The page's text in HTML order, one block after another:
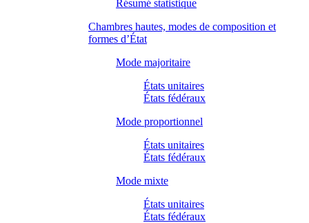
Résumé statistique
Chambres hautes, modes de composition et
formes d’État
Mode majoritaire
États unitaires
États fédéraux
Mode proportionnel
États unitaires
États fédéraux
Mode mixte
États unitaires
États fédéraux